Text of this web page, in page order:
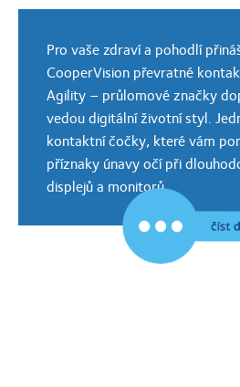
Pro vaše zdraví a pohodlí
CooperVision převratné
Agility – průlomové značky
vedou digitální životní styl.
kontaktní čočky, které vám
příznaky únavy očí při
displejů a monitorů.